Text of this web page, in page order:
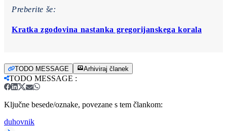
Preberite še:
Kratka zgodovina nastanka gregorijanskega korala
TODO MESSAGE Arhiviraj članek
TODO MESSAGE :
Ključne besede/oznake, povezane s tem člankom:
duhovnik